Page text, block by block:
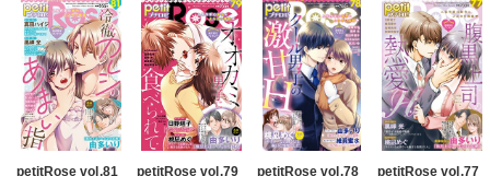
petitRose vol.81 petitRose vol.79 petitRose vol.78 petitRose vol.77